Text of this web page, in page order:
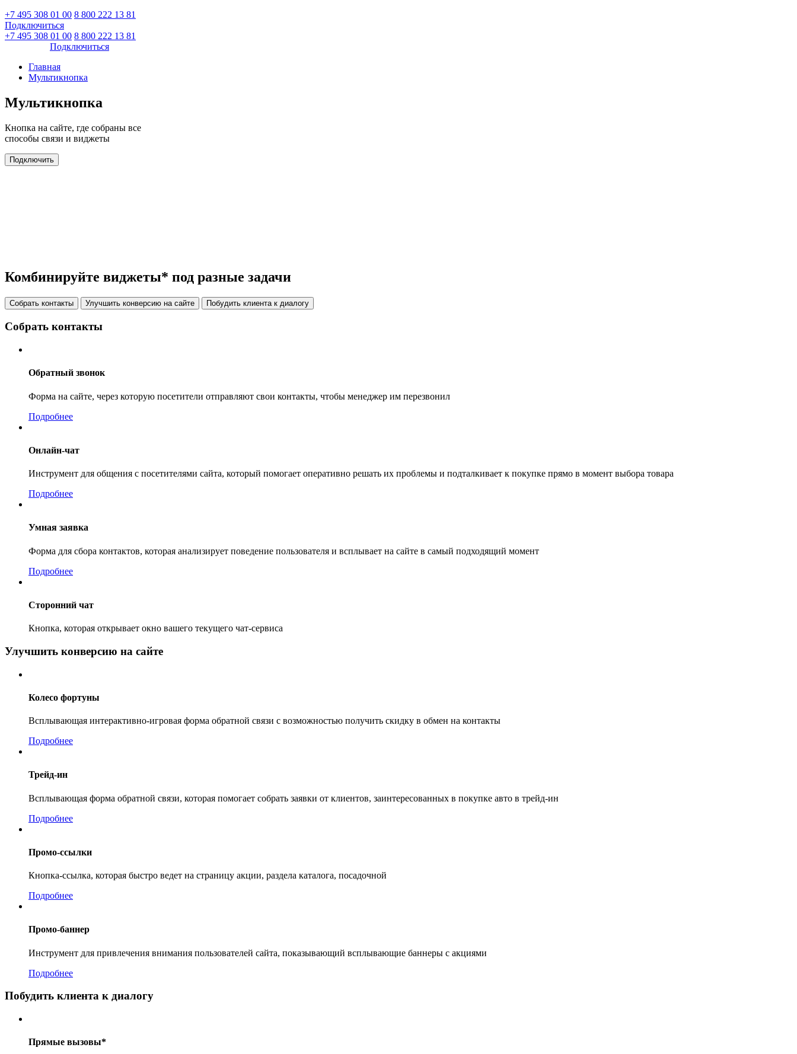
+7 495 308 01 00 8 800 222 13 81
Подключиться
+7 495 308 01 00 8 800 222 13 81
Подключиться
Главная
Мультикнопка
Мультикнопка
Кнопка на сайте, где собраны все
способы связи и виджеты
Подключить
Комбинируйте виджеты* под разные задачи
Собрать контакты Улучшить конверсию на сайте Побудить клиента к диалогу
Собрать контакты
Обратный звонок
Форма на сайте, через которую посетители отправляют свои контакты, чтобы менеджер им перезвонил
Подробнее
Онлайн-чат
Инструмент для общения с посетителями сайта, который помогает оперативно решать их проблемы и подталкивает к покупке прямо в момент выбора товара
Подробнее
Умная заявка
Форма для сбора контактов, которая анализирует поведение пользователя и всплывает на сайте в самый подходящий момент
Подробнее
Сторонний чат
Кнопка, которая открывает окно вашего текущего чат-сервиса
Улучшить конверсию на сайте
Колесо фортуны
Всплывающая интерактивно-игровая форма обратной связи с возможностью получить скидку в обмен на контакты
Подробнее
Трейд-ин
Всплывающая форма обратной связи, которая помогает собрать заявки от клиентов, заинтересованных в покупке авто в трейд-ин
Подробнее
Промо-ссылки
Кнопка-ссылка, которая быстро ведет на страницу акции, раздела каталога, посадочной
Подробнее
Промо-баннер
Инструмент для привлечения внимания пользователей сайта, показывающий всплывающие баннеры с акциями
Подробнее
Побудить клиента к диалогу
Прямые вызовы*